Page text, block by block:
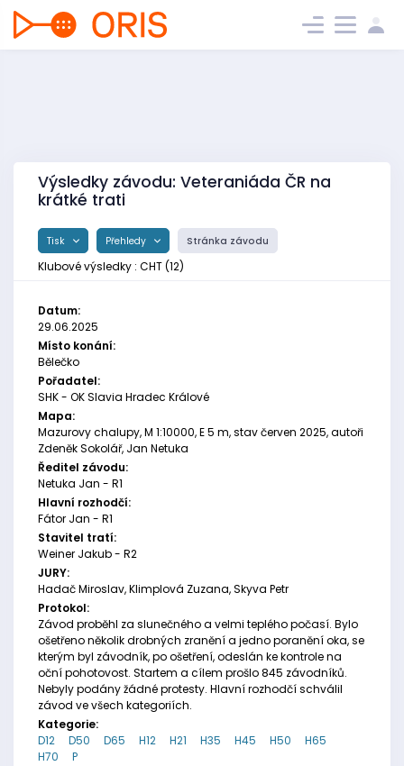
Výsledky závodu: Veteraniáda ČR na
krátké trati
Tisk Přehledy Stránka závodu
Klubové výsledky : CHT (12)
Datum:
29.06.2025
Místo konání:
Bělečko
Pořadatel:
SHK - OK Slavia Hradec Králové
Mapa:
Mazurovy chalupy, M 1:10000, E 5 m, stav červen 2025, autoři
Zdeněk Sokolář, Jan Netuka
Ředitel závodu:
Netuka Jan - R1
Hlavní rozhodčí:
Fátor Jan - R1
Stavitel tratí:
Weiner Jakub - R2
JURY:
Hadač Miroslav, Klimplová Zuzana, Skyva Petr
Protokol:
Závod proběhl za slunečného a velmi teplého počasí. Bylo
ošetřeno několik drobných zranění a jedno poranění oka, se
kterým byl závodník, po ošetření, odeslán ke kontrole na
oční pohotovost. Startem a cílem prošlo 845 závodníků.
Nebyly podány žádné protesty. Hlavní rozhodčí schválil
závod ve všech kategoriích.
Kategorie:
D12
D50 D65 H12 H21 H35 H45 H50
H65
H70
P